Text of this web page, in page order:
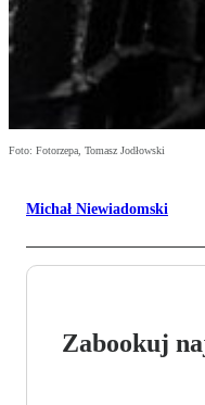
Foto: Fotorzepa, Tomasz Jodłowski
Michał Niewiadomski
Zabookuj